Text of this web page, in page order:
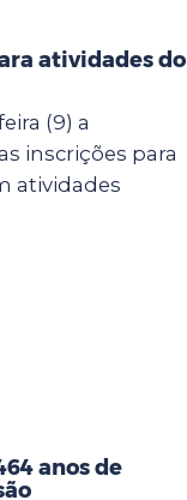
atividades do
(9) a
inscrições para
atividades
anos de